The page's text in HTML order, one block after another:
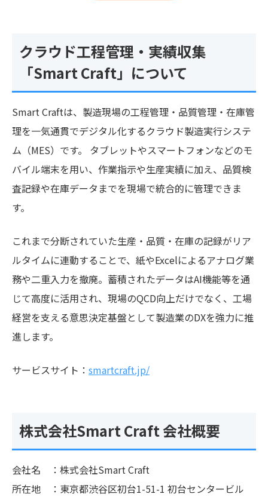
クラウド工程管理・実績収集
「Smart Craft」について
Smart Craftは、製造現場の工程管理・品質管理・在庫管
理を一気通貫でデジタル化するクラウド製造実行システ
ム（MES）です。 タブレットやスマートフォンなどのモ
バイル端末を用い、作業指示や生産実績に加え、品質検
査記録や在庫データまでを現場で統合的に管理できま
す。
これまで分断されていた生産・品質・在庫の記録がリア
ルタイムに連動することで、紙やExcelによるアナログ業
務や二重入力を撤廃。蓄積されたデータはAI機能等を通
じて高度に活用され、現場のQCD向上だけでなく、工場
経営を支える意思決定基盤として製造業のDXを強力に推
進します。
サービスサイト： smartcraft.jp/
株式会社Smart Craft 会社概要
会社名 ：株式会社Smart Craft
所在地 ：東京都渋谷区初台1-51-1 初台センタービル